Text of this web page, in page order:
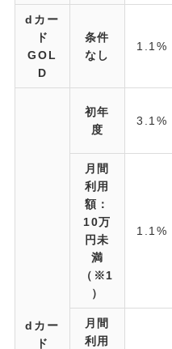
dカー
ド
GOL
D
条件
なし
1.1%
dカー
ド
初年
度
3.1%
月間
利用
額：
10万
円未
満
（※1
）
1.1%
月間
利用